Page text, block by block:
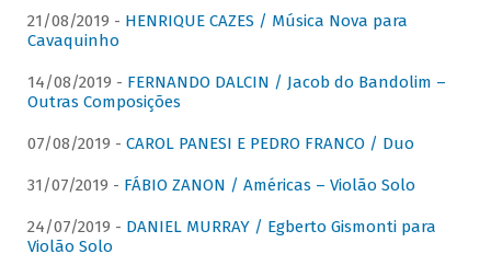
21/08/2019 - HENRIQUE CAZES / Música Nova para
Cavaquinho
14/08/2019 - FERNANDO DALCIN / Jacob do Bandolim –
Outras Composições
07/08/2019 - CAROL PANESI E PEDRO FRANCO / Duo
31/07/2019 - FÁBIO ZANON / Américas – Violão Solo
24/07/2019 - DANIEL MURRAY / Egberto Gismonti para
Violão Solo